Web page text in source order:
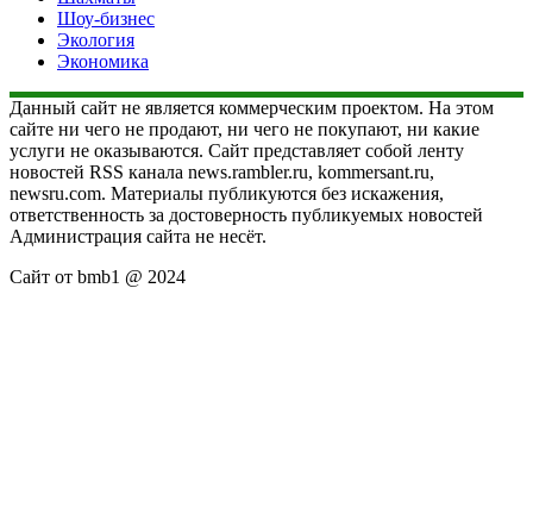
Шоу-бизнес
Экология
Экономика
Данный сайт не является коммерческим проектом. На этом
сайте ни чего не продают, ни чего не покупают, ни какие
услуги не оказываются. Сайт представляет собой ленту
новостей RSS канала news.rambler.ru, kommersant.ru,
newsru.com. Материалы публикуются без искажения,
ответственность за достоверность публикуемых новостей
Администрация сайта не несёт.
Сайт от bmb1 @ 2024